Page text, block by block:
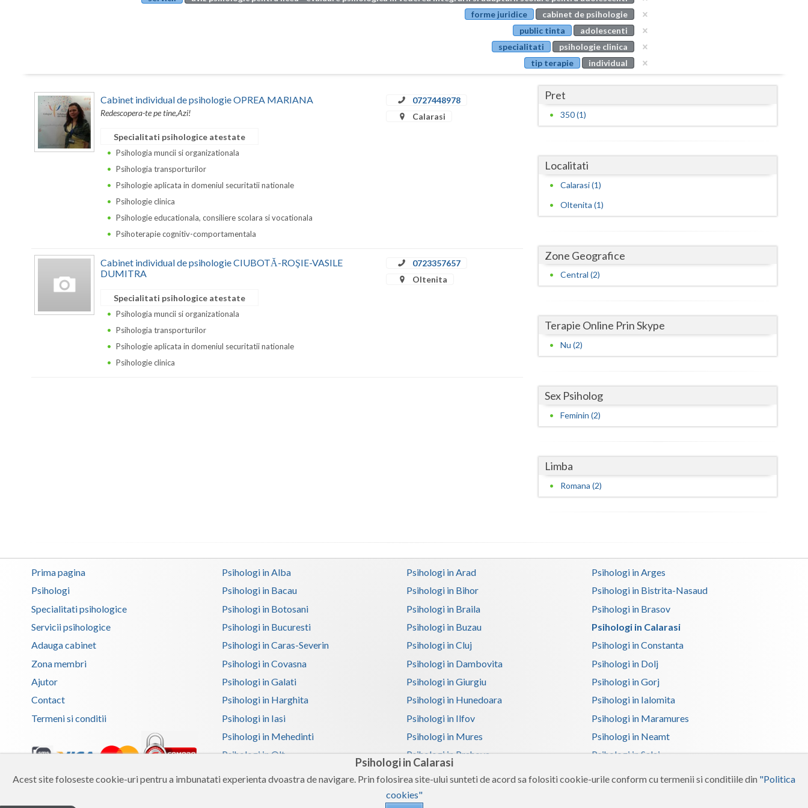
Psihologi in Calarasi
Acest site foloseste cookie-uri pentru a imbunatati experienta dvoastra de navigare. Prin folosirea site-ului sunteti de acord sa folositi cookie-urile conform cu termenii si conditiile din "Politica
cookies"
Buzau
Calarasi
Caras-Severin
Covasna
Dolj
Gorj
Ialomita
Satu-Mare
Suceava
Teleorman
Tulcea
Valcea
Vrancea
forme juridice
cabinet de psihologie
public tinta
adolescenti
specialitati
psihologie clinica
tip terapie
individual
Cabinet individual de psihologie OPREA MARIANA
Redescopera-te pe tine,Azi!
0727448978
Calarasi
Specialitati psihologice atestate
Psihologia muncii si organizationala
Psihologia transporturilor
Psihologie aplicata in domeniul securitatii nationale
Psihologie clinica
Psihologie educationala, consiliere scolara si vocationala
Psihoterapie cognitiv-comportamentala
Cabinet individual de psihologie CIUBOTĂ-ROŞIE-VASILE
DUMITRA
0723357657
Oltenita
Specialitati psihologice atestate
Psihologia muncii si organizationala
Psihologia transporturilor
Psihologie aplicata in domeniul securitatii nationale
Psihologie clinica
Pret
350 (1)
Localitati
Calarasi (1)
Oltenita (1)
Zone Geografice
Central (2)
Terapie Online Prin Skype
Nu (2)
Sex Psiholog
Feminin (2)
Limba
Romana (2)
Prima pagina
Psihologi
Specialitati psihologice
Servicii psihologice
Adauga cabinet
Zona membri
Ajutor
Contact
Termeni si conditii
Copyright 2026 Reframing SRL
Psihologi in Alba Psihologi in Arad
Psihologi in Arges
Psihologi in Bacau
Psihologi in Bihor
Psihologi in Bistrita-Nasaud
Psihologi in Botosani
Psihologi in Braila
Psihologi in Brasov
Psihologi in Bucuresti
Psihologi in Buzau
Psihologi in Calarasi
Psihologi in Caras-Severin
Psihologi in Cluj
Psihologi in Constanta
Psihologi in Covasna
Psihologi in Dambovita
Psihologi in Dolj
Psihologi in Galati
Psihologi in Giurgiu
Psihologi in Gorj
Psihologi in Harghita
Psihologi in Hunedoara
Psihologi in Ialomita
Psihologi in Iasi
Psihologi in Ilfov
Psihologi in Maramures
Psihologi in Mehedinti
Psihologi in Mures
Psihologi in Neamt
Psihologi in Olt
Psihologi in Prahova
Psihologi in Salaj
Psihologi in Timis